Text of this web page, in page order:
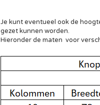
Je kunt eventueel ook de
gezet kunnen worden.
Hieronder de maten voor